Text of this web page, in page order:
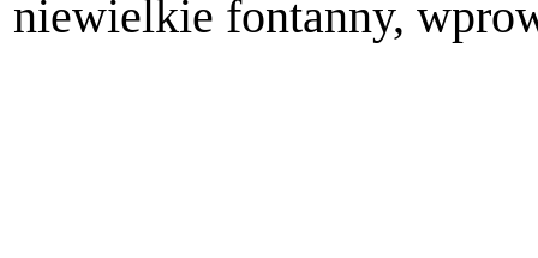
niewielkie fontanny,